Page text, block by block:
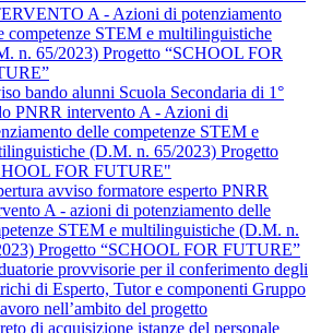
A - Azioni di potenziamento
competenze STEM e multilinguistiche
n. 65/2023) Progetto “SCHOOL FOR
bando alunni Scuola Secondaria di 1°
PNRR intervento A - Azioni di
delle competenze STEM e
(D.M. n. 65/2023) Progetto
FOR FUTURE"
avviso formatore esperto PNRR
A - azioni di potenziamento delle
STEM e multilinguistiche (D.M. n.
Progetto “SCHOOL FOR FUTURE”
provvisorie per il conferimento degli
di Esperto, Tutor e componenti Gruppo
nell’ambito del progetto
di acquisizione istanze del personale